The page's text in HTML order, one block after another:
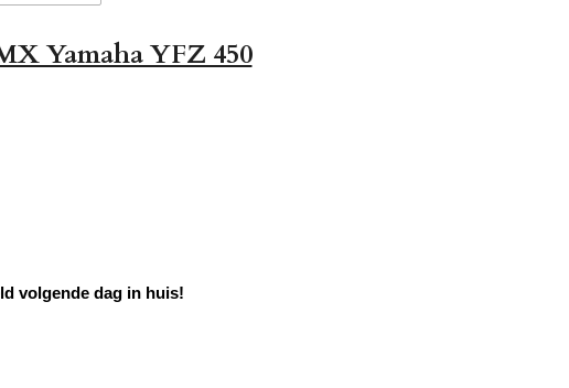
Yamaha YFZ 450
volgende dag in huis!